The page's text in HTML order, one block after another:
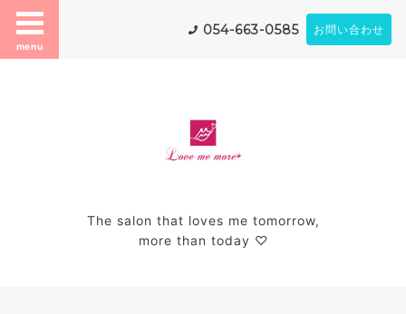
menu
054-663-0585 お問い合わせ
The salon that loves me tomorrow,
more than today ♡